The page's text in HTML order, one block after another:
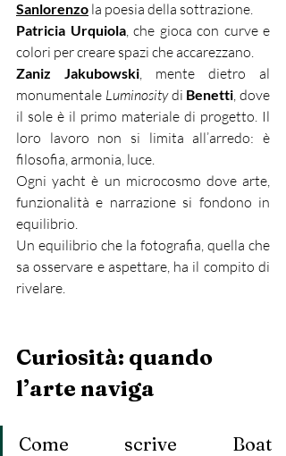
Sanlorenzo la poesia della sottrazione.
Patricia Urquiola, che gioca con curve e
colori per creare spazi che accarezzano.
Zaniz Jakubowski , mente dietro al
monumentale Luminosity di Benetti , dove
il sole è il primo materiale di progetto. Il
loro lavoro non si limita all’arredo: è
filosofia, armonia, luce.
Ogni yacht è un microcosmo dove arte,
funzionalità e narrazione si fondono in
equilibrio.
Un equilibrio che la fotografia, quella che
sa osservare e aspettare, ha il compito di
rivelare.
Curiosità: quando
l’arte naviga
Come scrive Boat